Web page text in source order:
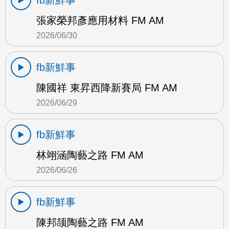
張家榮邦彥應用材料 FM AM
2026/06/30
fb新鮮事
陳國祥 東昇西降新賽局 FM AM
2026/06/29
fb新鮮事
林翊涵陶藝之路 FM AM
2026/06/26
fb新鮮事
陳邦颉陶藝之路 FM AM